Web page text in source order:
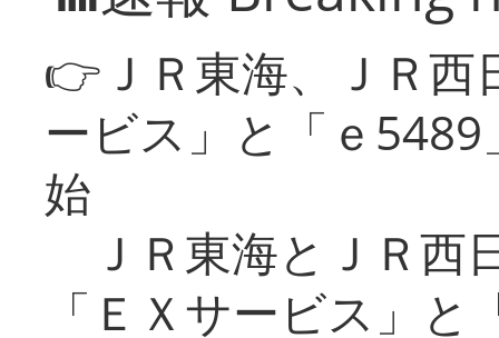
👉ＪＲ東海、ＪＲ
ービス」と「ｅ
始
ＪＲ東海とＪＲ西
「ＥＸサービス」